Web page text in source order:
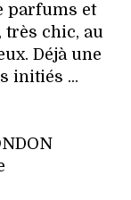
parfums et
très chic, au
Déjà une
initiés ...